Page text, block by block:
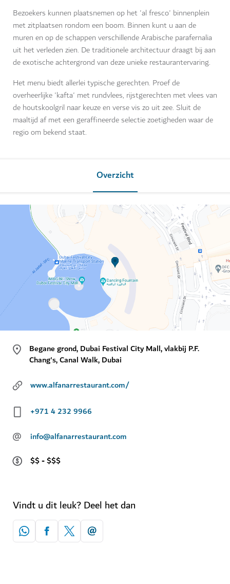
Bezoekers kunnen plaatsnemen op het 'al fresco' binnenplein
met zitplaatsen rondom een boom. Binnen kunt u aan de
muren en op de schappen verschillende Arabische parafernalia
uit het verleden zien. De traditionele architectuur draagt bij aan
de exotische achtergrond van deze unieke restaurantervaring.
Het menu biedt allerlei typische gerechten. Proef de
overheerlijke 'kafta' met rundvlees, rijstgerechten met vlees van
de houtskoolgril naar keuze en verse vis zo uit zee. Sluit de
maaltijd af met een geraffineerde selectie zoetigheden waar de
regio om bekend staat.
Overzicht
Begane grond, Dubai Festival City Mall, vlakbij P.F.
Chang's, Canal Walk, Dubai
www.alfanarrestaurant.com/
+971 4 232 9966
@
info@alfanarrestaurant.com
$$ - $$$
Vindt u dit leuk? Deel het dan